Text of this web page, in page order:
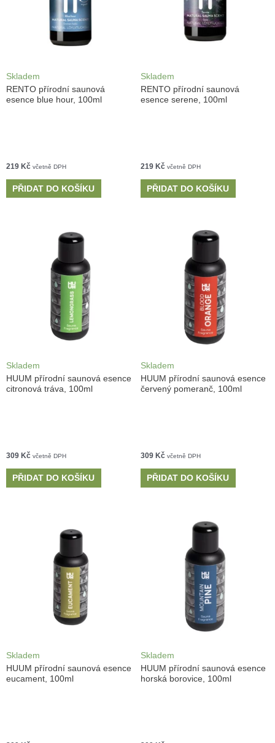
Skladem
RENTO přírodní saunová
esence blue hour, 100ml
219 Kč včetně DPH
PŘIDAT DO KOŠÍKU
Skladem
RENTO přírodní saunová
esence serene, 100ml
219 Kč včetně DPH
PŘIDAT DO KOŠÍKU
Skladem
HUUM přírodní saunová esence
citronová tráva, 100ml
309 Kč včetně DPH
PŘIDAT DO KOŠÍKU
Skladem
HUUM přírodní saunová esence
červený pomeranč, 100ml
309 Kč včetně DPH
PŘIDAT DO KOŠÍKU
Skladem
HUUM přírodní saunová esence
eucament, 100ml
Skladem
HUUM přírodní saunová esence
horská borovice, 100ml